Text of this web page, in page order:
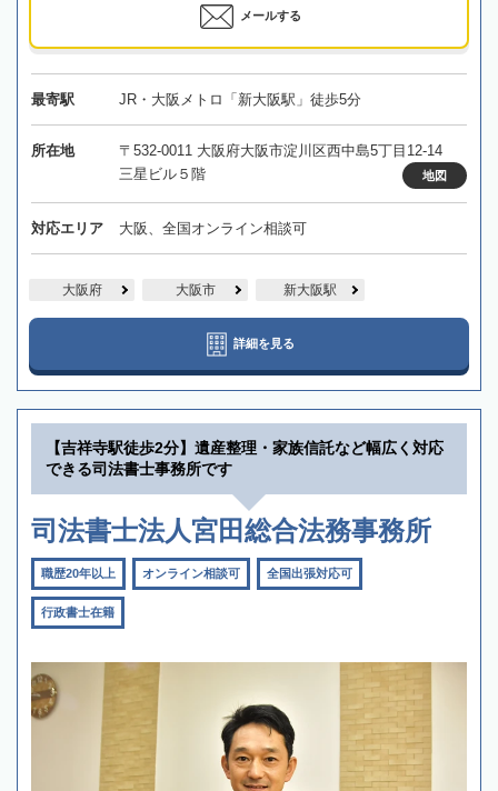
メールする
最寄駅 JR・大阪メトロ「新大阪駅」徒歩5分
所在地
〒532-0011 大阪府大阪市淀川区西中島5丁目12-14
三星ビル５階
地図
対応エリア 大阪、全国オンライン相談可
大阪府 大阪市 新大阪駅
詳細を見る
【吉祥寺駅徒歩2分】遺産整理・家族信託など幅広く対応
できる司法書士事務所です
司法書士法人宮田総合法務事務所
職歴20年以上 オンライン相談可 全国出張対応可
行政書士在籍